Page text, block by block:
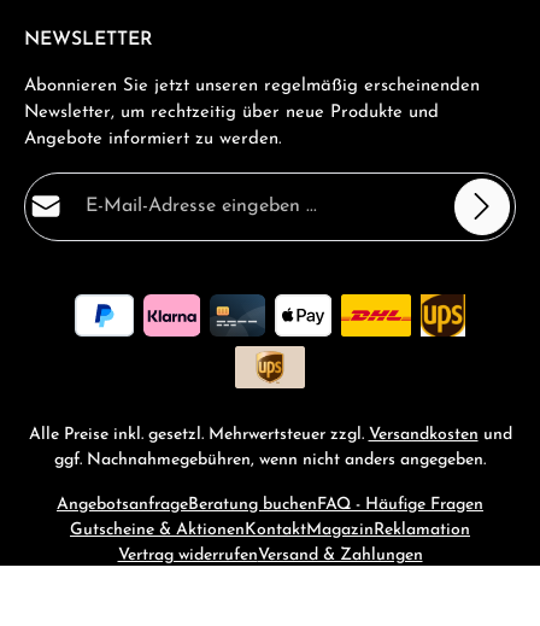
NEWSLETTER
Abonnieren Sie jetzt unseren regelmäßig erscheinenden
Newsletter, um rechtzeitig über neue Produkte und
Angebote informiert zu werden.
E-Mail-Adresse*
Ich habe die
Datenschutzbestimmungen
zur Kenntnis
genommen und dieAGBgelesen und bin mit ihnen
Pflichtfelder.
Alle Preise inkl. gesetzl. Mehrwertsteuer zzgl. Versandkosten und
ggf. Nachnahmegebühren, wenn nicht anders angegeben.
Angebotsanfrage Beratung buchen FAQ - Häufige Fragen
Gutscheine & Aktionen KontaktMagazin Reklamation
Vertrag widerrufenVersand & Zahlungen